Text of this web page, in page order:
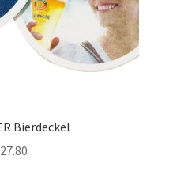
Bierdeckel
27.80